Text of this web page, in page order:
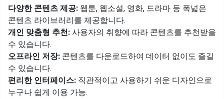
다양한 콘텐츠 제공: 웹툰, 웹소설, 영화, 드라마 등 폭넓은
콘텐츠 라이브러리를 제공합니다.
개인 맞춤형 추천: 사용자의 취향에 따라 콘텐츠를 추천받을
수 있습니다.
오프라인 저장: 콘텐츠를 다운로드하여 데이터 없이도 즐길
수 있습니다.
편리한 인터페이스: 직관적이고 사용하기 쉬운 디자인으로
누구나 쉽게 이용 가능.